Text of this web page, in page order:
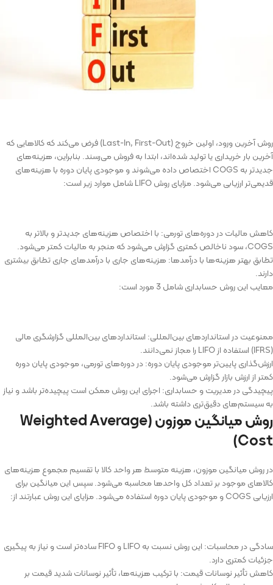
روش آخرین ورود، اولین خروج (Last-In, First-Out) فرض می‌کند که کالاهایی که
آخرین بار خریداری یا تولید شده‌اند، ابتدا به فروش می‌رسند. بنابراین، هزینه‌های
جدیدتر به COGS اختصاص داده می‌شوند و موجودی پایان دوره با هزینه‌های
قدیمی‌تر ارزیابی می‌شود. مزایای روش LIFO شامل موارد زیر است:
کاهش مالیات در دوره‌های تورمی: با اختصاص هزینه‌های جدیدتر و بالاتر به
COGS، سود ناخالص کمتری گزارش می‌شود که منجر به مالیات کمتر می‌شود.
تطابق بهتر هزینه‌ها با درآمدها: هزینه‌های جاری با درآمدهای جاری تطابق بیشتری
دارند.
معایب این روش حسابداری شامل 3 مورد است:
ممنوعیت در استانداردهای بین‌المللی: استانداردهای بین‌المللی گزارشگری مالی
(IFRS) استفاده از LIFO را مجاز نمی‌دانند.
ارزش‌گذاری پایین‌تر موجودی پایان دوره: در دوره‌های تورمی، موجودی پایان دوره
کمتر از ارزش بازار گزارش می‌شود.
پیچیدگی در مدیریت و حسابداری: اجرای این روش ممکن است پیچیده‌تر باشد و نیاز
به سیستم‌های دقیق‌تری داشته باشد.
روش میانگین موزون (Weighted Average
Cost
)
در روش میانگین موزون، هزینه متوسط هر واحد کالا با تقسیم مجموع هزینه‌های
کالاهای موجود بر تعداد کل واحدها محاسبه می‌شود. سپس این میانگین برای
ارزیابی COGS و موجودی پایان دوره استفاده می‌شود. مزایای این روش عبارتند از:
سادگی در محاسبات: این روش نسبت به LIFO و FIFO ساده‌تر است و نیاز به پیگیری
جزئیات کمتری دارد.
کاهش تأثیر نوسانات قیمت: با ترکیب هزینه‌ها، تأثیر نوسانات شدید قیمت بر